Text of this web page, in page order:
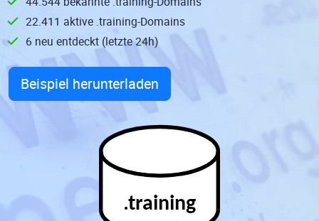
22.411 aktive .training-Domains
6 neu entdeckt (letzte 24h)
Beispiel herunterladen
.training